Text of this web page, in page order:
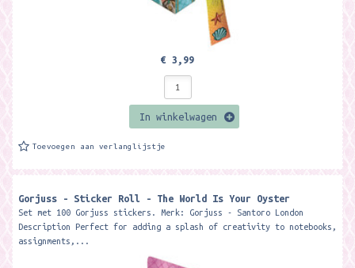
€ 3,99
In winkelwagen
Toevoegen aan verlanglijstje
Gorjuss - Sticker Roll - The World Is Your Oyster
Set met 100 Gorjuss stickers. Merk: Gorjuss - Santoro London
Description Perfect for adding a splash of creativity to notebooks,
assignments,...